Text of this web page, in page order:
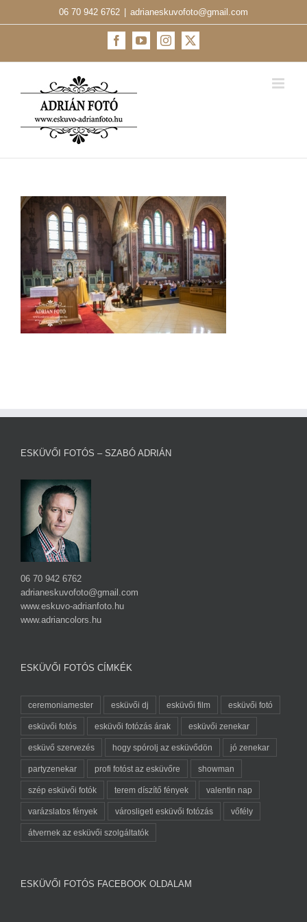
06 70 942 6762 adrianeskuvofoto@gmail.com
FacebookYouTubeInstagram
X
ESKÜVŐI FOTÓS – SZABÓ ADRIÁN
06 70 942 6762
adrianeskuvofoto@gmail.com
www.eskuvo-adrianfoto.hu
www.adriancolors.hu
ESKÜVŐI FOTÓS CÍMKÉK
ceremoniamester esküvői dj esküvői film esküvői fotó
esküvői fotós esküvői fotózás árak esküvői zenekar
esküvő szervezés hogy spórolj az esküvődön jó zenekar
partyzenekar profi fotóst az esküvőre showman
szép esküvői fotók terem díszítő fények valentin nap
varázslatos fények városligeti esküvői fotózás vőfély
átvernek az esküvői szolgáltatók
ESKÜVŐI FOTÓS FACEBOOK OLDALAM